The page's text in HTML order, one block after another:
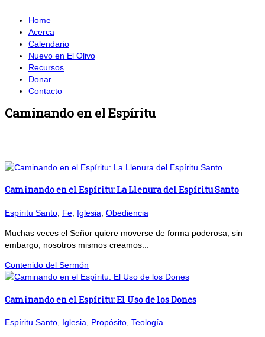
Home
Acerca
Calendario
Nuevo en El Olivo
Recursos
Donar
Contacto
Caminando en el Espíritu
Caminando en el Espíritu: La Llenura del Espíritu Santo
Espíritu Santo Fe Iglesia Obediencia
Muchas veces el Señor quiere moverse de forma poderosa, sin
embargo, nosotros mismos creamos...
Contenido del Sermón
Caminando en el Espíritu: El Uso de los Dones
Espíritu Santo Iglesia Propósito Teología